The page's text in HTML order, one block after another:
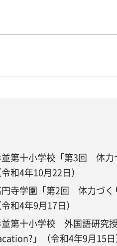
第十小学校「第3回 体力
令和4年10月22日）
寺学園「第2回 体力づく
令和4年9月17日）
第十小学校 外国語研究
」（令和4年9月15日